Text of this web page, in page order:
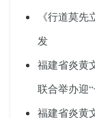
《行道莫
发
福建省炎黄
联合举办迎
福建省炎黄